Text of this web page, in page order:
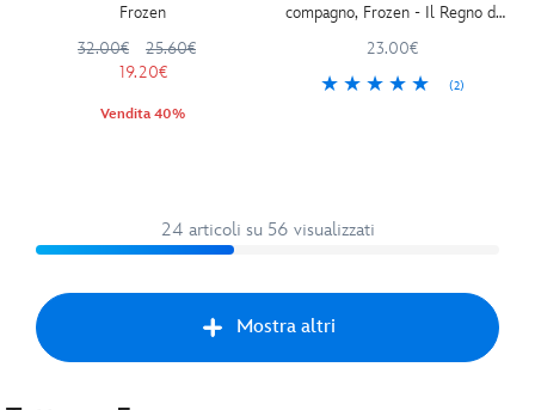
Frozen
32.00€
25.60€
19.20€
Vendita 40%
compagno, Frozen - Il Regno di
23.00€
(2)
24 articoli su 56 visualizzati
Mostra altri